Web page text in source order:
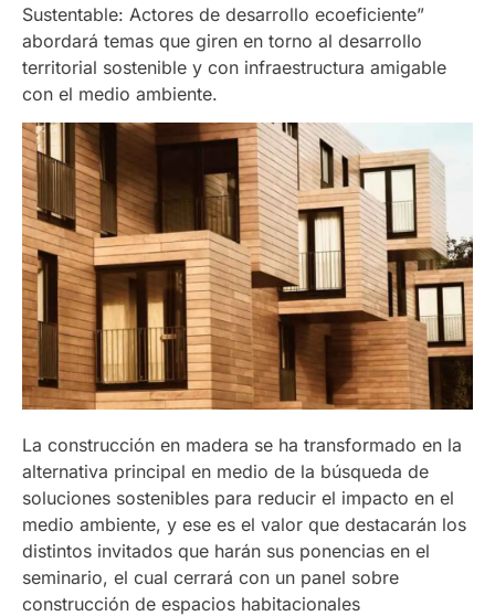
Sustentable: Actores de desarrollo ecoeficiente”
abordará temas que giren en torno al desarrollo
territorial sostenible y con infraestructura amigable
con el medio ambiente.
La construcción en madera se ha transformado en la
alternativa principal en medio de la búsqueda de
soluciones sostenibles para reducir el impacto en el
medio ambiente, y ese es el valor que destacarán los
distintos invitados que harán sus ponencias en el
seminario, el cual cerrará con un panel sobre
construcción de espacios habitacionales